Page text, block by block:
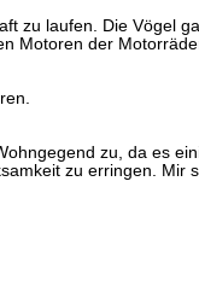
zu laufen. Die Vögel
Motoren der
zu, da es
zu erringen.